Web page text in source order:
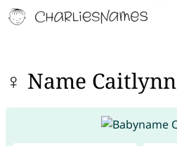
♀ Name Caitlynn